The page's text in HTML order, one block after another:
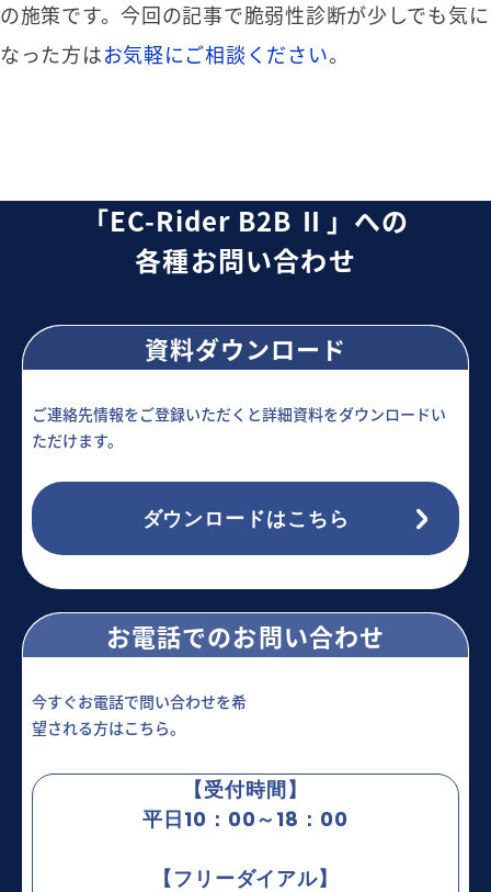
の施策です。今回の記事で脆弱性診断が少しでも気に
なった方はお気軽にご相談ください。
「EC-Rider B2B Ⅱ」への
各種お問い合わせ
資料ダウンロード
ご連絡先情報をご登録いただくと詳細資料をダウンロードい
ただけます。
ダウンロードはこちら
お電話でのお問い合わせ
今すぐお電話で問い合わせを希
望される方はこちら。
【受付時間】
平日10：00～18：00
【フリーダイアル】